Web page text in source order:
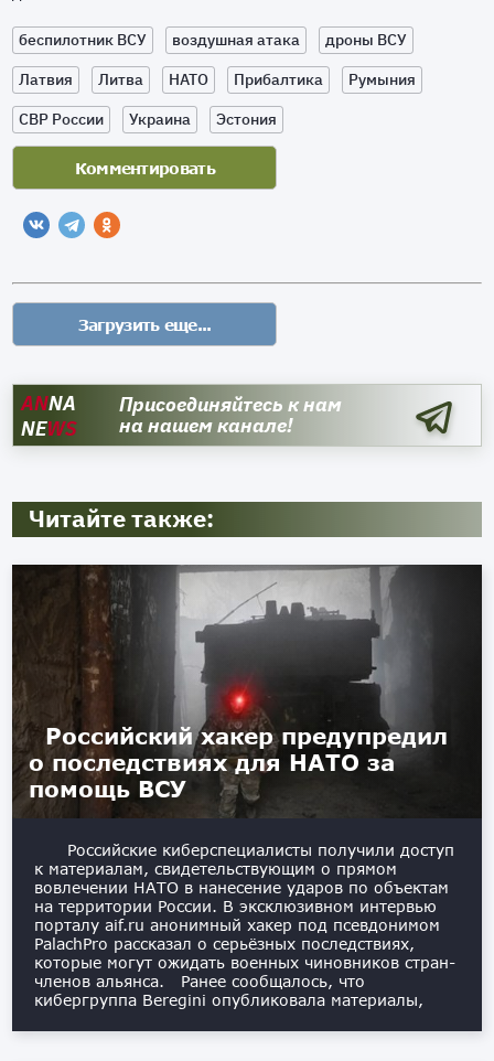
беспилотник ВСУ воздушная атака
дроны ВСУ
Латвия
Литва НАТО Прибалтика
Румыния
СВР России
Украина Эстония
ANNA
NEWS
Присоединяйтесь к нам
на нашем канале!
Читайте также:
Российский хакер предупредил
о последствиях для НАТО за
помощь ВСУ
Российские киберспециалисты получили доступ
к материалам, свидетельствующим о прямом
вовлечении НАТО в нанесение ударов по объектам
на территории России. В эксклюзивном интервью
порталу aif.ru анонимный хакер под псевдонимом
PalachPro рассказал о серьёзных последствиях,
которые могут ожидать военных чиновников стран-
членов альянса. Ранее сообщалось, что
кибергруппа Beregini опубликовала материалы,